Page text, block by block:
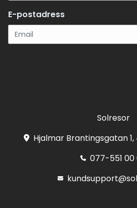
E-postadress
Solresor
Hjalmar Brantingsgatan
077-551 00